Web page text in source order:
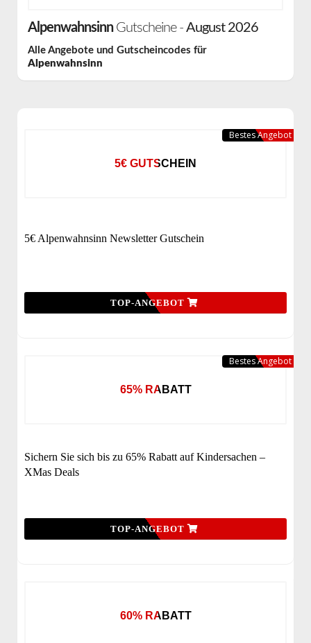
AlpenwahnsinnGutscheine - August 2026
Alle Angebote und Gutscheincodes für
Alpenwahnsinn
5€ GUTSCHEIN
5€ Alpenwahnsinn Newsletter Gutschein
TOP-ANGEBOT
Bestes Angebot
65% RABATT
Sichern Sie sich bis zu 65% Rabatt auf Kindersachen –
XMas Deals
TOP-ANGEBOT
Bestes Angebot
60% RABATT